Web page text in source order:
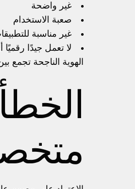
غير واضحة
صعبة الاستخدام
غير مناسبة
لا تعمل جيدًا رقميًا
الهوية الناجحة تجمع